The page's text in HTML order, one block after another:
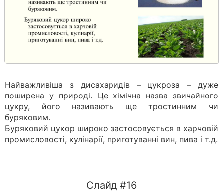
Найважливіша з дисахаридів – цукроза – дуже
поширена у природі. Це хімічна назва звичайного
цукру, його називають ще тростинним чи
буряковим.
Буряковий цукор широко застосовується в харчовій
промисловості, кулінарії, приготуванні вин, пива і т.д.
Слайд #16